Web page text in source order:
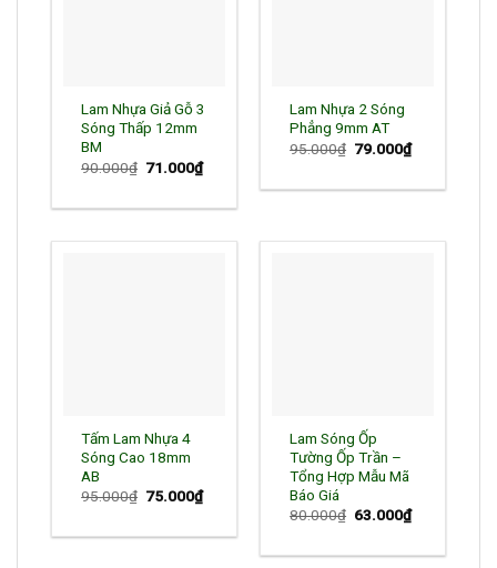
Lam Nhựa Giả Gỗ 3
Sóng Thấp 12mm
BM
90.000₫ Giá
90.000₫.
71.000₫Giá
hiện
là:
Lam Nhựa 2 Sóng
Phẳng 9mm AT
95.000₫ Giá
95.000₫.
79.000₫Giá
hiện
là:
Tấm Lam Nhựa 4
Sóng Cao 18mm
AB
95.000₫ Giá
95.000₫.
75.000₫Giá
hiện
là:
75.000₫.
Lam Sóng Ốp
Tường Ốp Trần –
Tổng Hợp Mẫu Mã
Báo Giá
80.000₫ Giá
80.000₫.
63.000₫Giá
hiện
là: